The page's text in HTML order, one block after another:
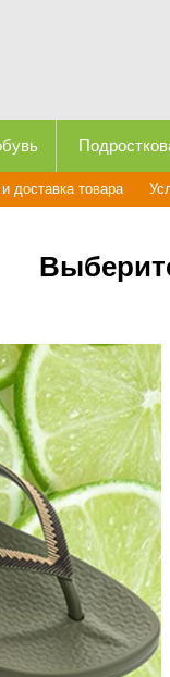
доставка товара